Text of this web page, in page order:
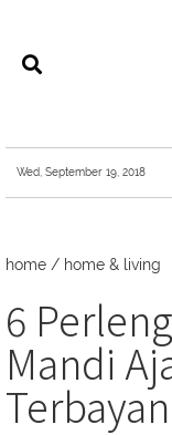
Wed, September 19, 2018
home / home & living
6
Mandi